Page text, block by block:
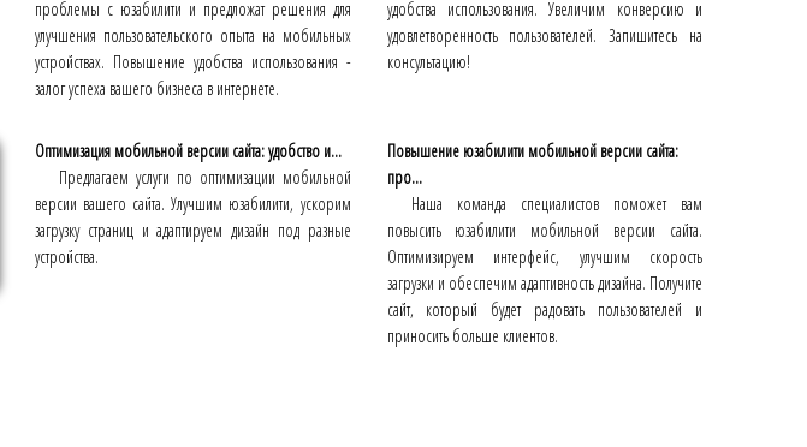
проблемы с юзабилити и предложат решения для
улучшения пользовательского опыта на мобильных
устройствах. Повышение удобства использования -
залог успеха вашего бизнеса в интернете.
удобства использования. Увеличим конверсию и
удовлетворенность пользователей. Запишитесь на
консультацию!
Оптимизация мобильной версии сайта: удобство и...
Предлагаем услуги по оптимизации мобильной
версии вашего сайта. Улучшим юзабилити, ускорим
загрузку страниц и адаптируем дизайн под разные
устройства.
Повышение юзабилити мобильной версии сайта:
про...
Наша команда специалистов поможет вам
повысить юзабилити мобильной версии сайта.
Оптимизируем интерфейс, улучшим скорость
загрузки и обеспечим адаптивность дизайна. Получите
сайт, который будет радовать пользователей и
приносить больше клиентов.